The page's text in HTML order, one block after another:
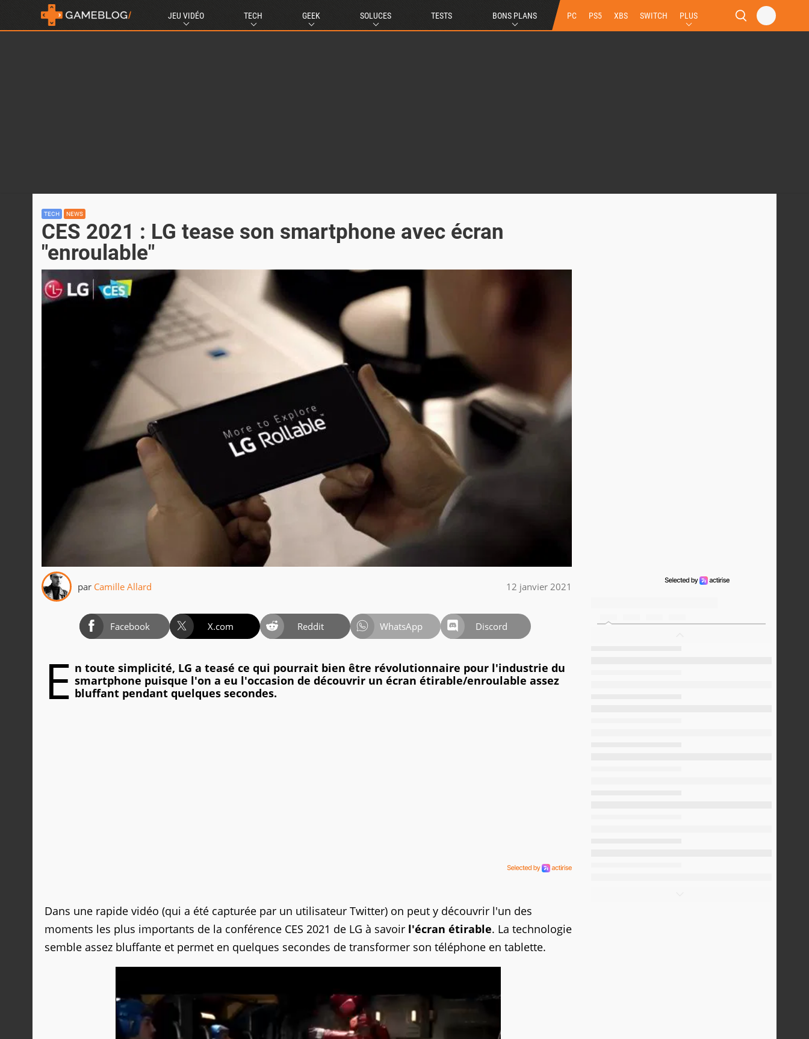
JEU VIDÉO TECH GEEK SOLUCES TESTS BONS PLANS PC PS5 XBS SWITCH PLUS
TECH NEWS
CES 2021 : LG tease son smartphone avec écran
"enroulable"
par Camille Allard 12 janvier 2021
Facebook X.com Reddit WhatsApp Discord
E n toute simplicité, LG a teasé ce qui pourrait bien être révolutionnaire pour l'industrie du
smartphone puisque l'on a eu l'occasion de découvrir un écran étirable/enroulable assez
bluffant pendant quelques secondes.
Dans une rapide vidéo (qui a été capturée par un utilisateur Twitter) on peut y découvrir l'un des
moments les plus importants de la conférence CES 2021 de LG à savoir l'écran étirable. La technologie
semble assez bluffante et permet en quelques secondes de transformer son téléphone en tablette.